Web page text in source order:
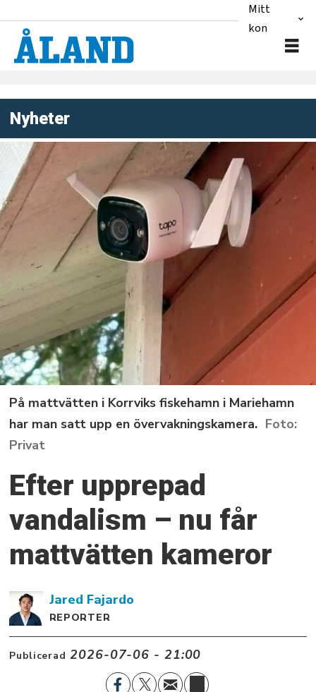
Mitt
konto
Nyheter
På mattvätten i Korrviks fiskehamn i Mariehamn
har man satt upp en övervakningskamera.
Privat
Efter upprepad
vandalism – nu får
mattvätten kameror
Jared Fajardo
REPORTER
Publicerad 2026-07-06 - 21:00